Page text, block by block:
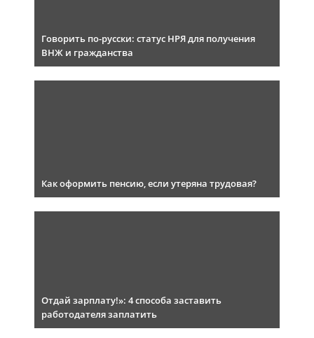
Говорить по-русски: статус НРЯ для получения
ВНЖ и гражданства
Как оформить пенсию, если утеряна трудовая?
Отдай зарплату!»: 4 способа заставить
работодателя заплатить